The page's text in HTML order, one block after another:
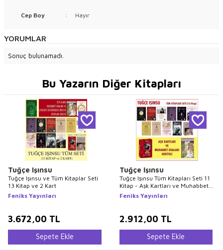
Cep Boy : Hayır
YORUMLAR
Sonuç bulunamadı.
Bu Yazarın Diğer Kitapları
Tuğçe Işınsu
Tuğçe Işınsu ve Tüm Kitaplar Seti
13 Kitap ve 2 Kart
Feniks Yayınları
3.672,00 TL
Sepete Ekle
Tuğçe Işınsu
Tuğçe Işınsu Tüm Kitapları Seti 11
Kitap - Aşk Kartları ve Muhabbet
Duaları Hediyeli
Feniks Yayınları
2.912,00 TL
Sepete Ekle